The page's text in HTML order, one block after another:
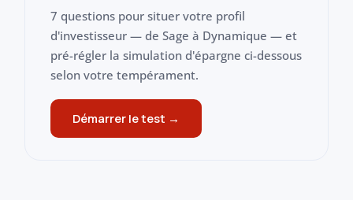
7 questions pour situer votre profil
d'investisseur — de Sage à Dynamique — et
pré-régler la simulation d'épargne ci-dessous
selon votre tempérament.
Démarrer le test →